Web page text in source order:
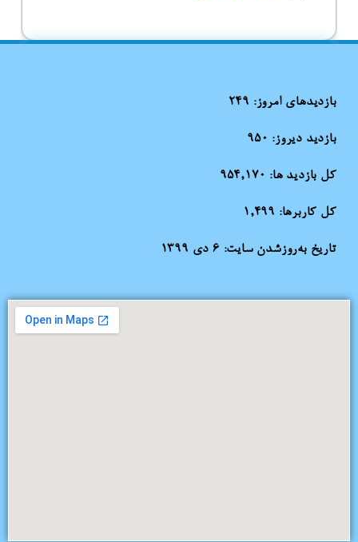
بازدیدهای امروز: 249
بازدید دیروز: 950
کل بازدید ها: 954,170
کل کاربرها: 1,499
تاریخ به‌روزشدن سایت: ۶ دی ۱۳۹۹